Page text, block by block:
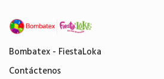
Bombatex - FiestaLoka
Contáctenos